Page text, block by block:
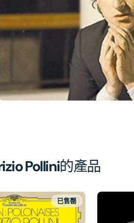
簿
中
開
啟
第
1
張
Pollini的產品
已售罄